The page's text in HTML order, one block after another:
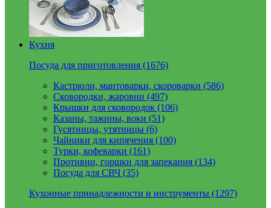
Кухня
Посуда для приготовления (1676)
Кастрюли, мантоварки, скороварки (586)
Сковородки, жаровни (497)
Крышки для сковородок (106)
Казаны, тажины, воки (51)
Гусятницы, утятницы (6)
Чайники для кипячения (100)
Турки, кофеварки (161)
Противни, горшки для запекания (134)
Посуда для СВЧ (35)
Кухонные принадлежности и инструменты (1297)